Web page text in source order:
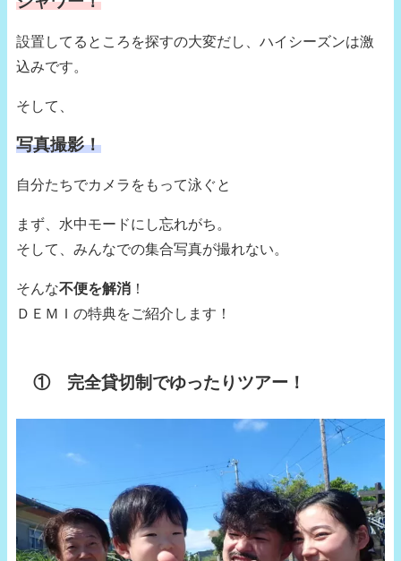
設置してるところを探すの大変だし、ハイシーズンは激
込みです。
そして、
写真撮影！
自分たちでカメラをもって泳ぐと
まず、水中モードにし忘れがち。
そして、みんなでの集合写真が撮れない。
そんな不便を解消 ！
ＤＥＭＩの特典をご紹介します！
① 完全貸切制でゆったりツアー！